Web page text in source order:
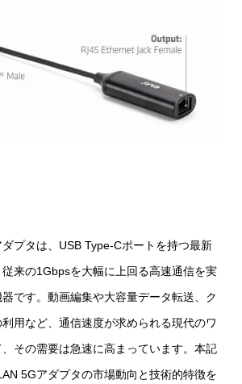
プタは、USB Type‑Cポートを持つ最新
来の1Gbpsを大幅に上回る高速通信を実
です。動画編集や大容量データ転送、ク
用など、通信速度が求められる現代のワ
その需要は急速に高まっています。本記
5Gアダプタの市場動向と技術的特徴を